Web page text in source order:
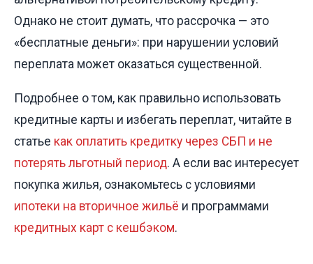
Однако не стоит думать, что рассрочка — это
«бесплатные деньги»: при нарушении условий
переплата может оказаться существенной.
Подробнее о том, как правильно использовать
кредитные карты и избегать переплат, читайте в
статье как оплатить кредитку через СБП и не
потерять льготный период. А если вас интересует
покупка жилья, ознакомьтесь с условиями
ипотеки на вторичное жильё и программами
кредитных карт с кешбэком.